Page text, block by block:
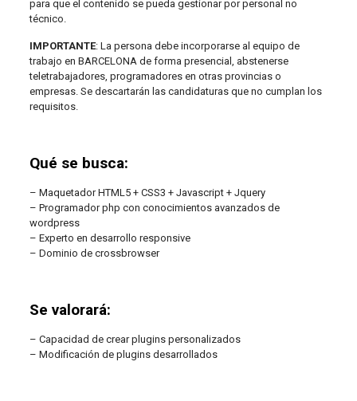
para que el contenido se pueda gestionar por personal no
técnico.
IMPORTANTE: La persona debe incorporarse al equipo de
trabajo en BARCELONA de forma presencial, abstenerse
teletrabajadores, programadores en otras provincias o
empresas. Se descartarán las candidaturas que no cumplan los
requisitos.
Qué se busca:
– Maquetador HTML5 + CSS3 + Javascript + Jquery
– Programador php con conocimientos avanzados de
wordpress
– Experto en desarrollo responsive
– Dominio de crossbrowser
Se valorará:
– Capacidad de crear plugins personalizados
– Modificación de plugins desarrollados